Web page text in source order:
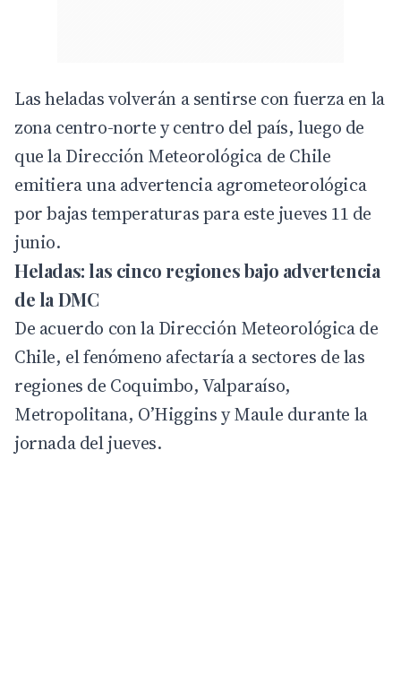
Las heladas volverán a sentirse con fuerza en la
zona centro-norte y centro del país, luego de
que la Dirección Meteorológica de Chile
emitiera una advertencia agrometeorológica
por bajas temperaturas para este jueves 11 de
junio.
Heladas: las cinco regiones bajo advertencia
de la DMC
De acuerdo con laDirección Meteorológica de
Chile, el fenómeno afectaría a sectores de las
regiones de Coquimbo, Valparaíso,
Metropolitana, O’Higgins y Maule durante la
jornada del jueves.